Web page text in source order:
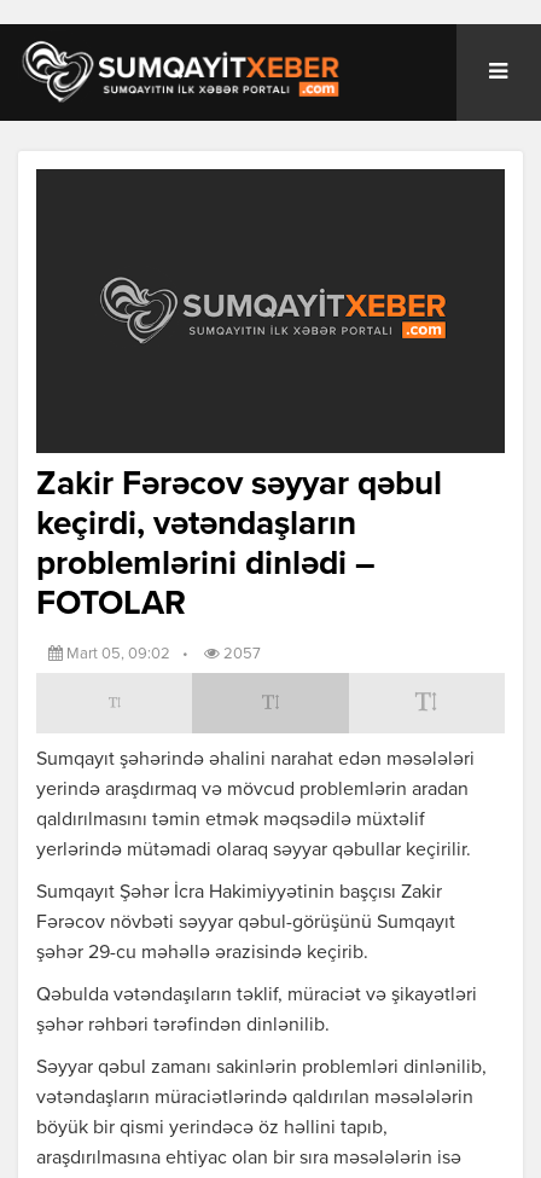
Zakir Fərəcov səyyar qəbul
keçirdi, vətəndaşların
problemlərini dinlədi –
FOTOLAR
Mart 05, 09:02 • 2057
Sumqayıt şəhərində əhalini narahat edən məsələləri
yerində araşdırmaq və mövcud problemlərin aradan
qaldırılmasını təmin etmək məqsədilə müxtəlif
yerlərində mütəmadi olaraq səyyar qəbullar keçirilir.
Sumqayıt Şəhər İcra Hakimiyyətinin başçısı Zakir
Fərəcov növbəti səyyar qəbul-görüşünü Sumqayıt
şəhər 29-cu məhəllə ərazisində keçirib.
Qəbulda vətəndaşıların təklif, müraciət və şikayətləri
şəhər rəhbəri tərəfindən dinlənilib.
Səyyar qəbul zamanı sakinlərin problemləri dinlənilib,
vətəndaşların müraciətlərində qaldırılan məsələlərin
böyük bir qismi yerindəcə öz həllini tapıb,
araşdırılmasına ehtiyac olan bir sıra məsələlərin isə